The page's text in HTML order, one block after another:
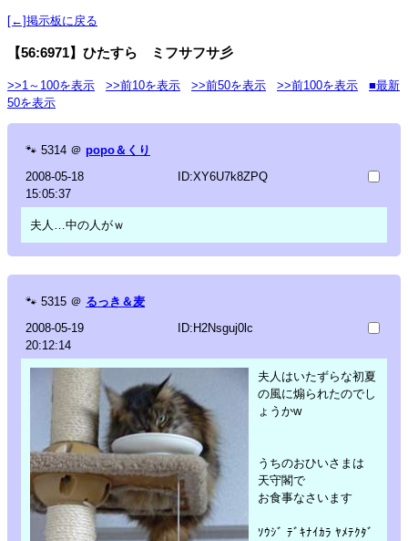
[←]掲示板に戻る
【56:6971】ひたすら ミフサフサ彡
>>1～100を表示 >>前10を表示 >>前50を表示 >>前100を表示
■最新
50を表示
🐾 5314 ＠ popo＆くり
2008-05-18
15:05:37
ID:XY6U7k8ZPQ
夫人…中の人がｗ
🐾 5315 ＠ るっき＆麦
2008-05-19
20:12:14
ID:H2Nsguj0lc
夫人はいたずらな初夏
の風に煽られたのでし
ょうかw
うちのおひいさまは
天守閣で
お食事なさいます
ｿｳｼﾞ ﾃﾞｷﾅｲｶﾗ ﾔﾒﾃｸﾀﾞ